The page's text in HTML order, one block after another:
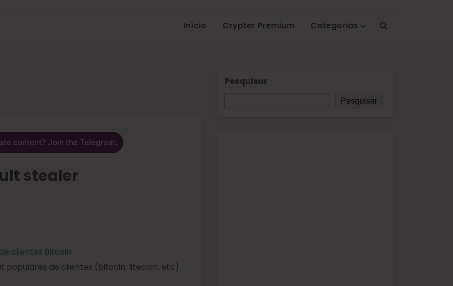
Início Crypter Premium Categorias
content? Join the Telegram.
stealer
clientes Bitcoin
populares de clientes (bitcoin, litecoin, etc)
Pesquisar
Pesquisar